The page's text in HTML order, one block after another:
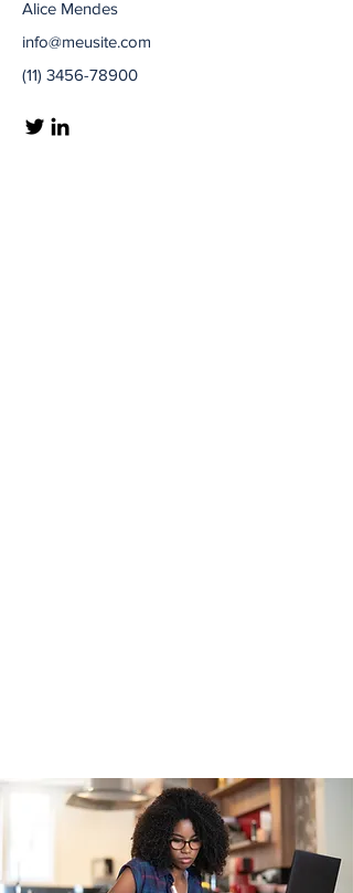
Alice Mendes
info@meusite.com
(11) 3456-78900